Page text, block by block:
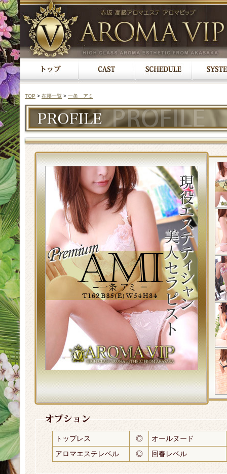
TOP > 在籍一覧 > 一条 アミ
トップレス ◎
オールヌード
アロマエステレベル
◎ 回春レベル